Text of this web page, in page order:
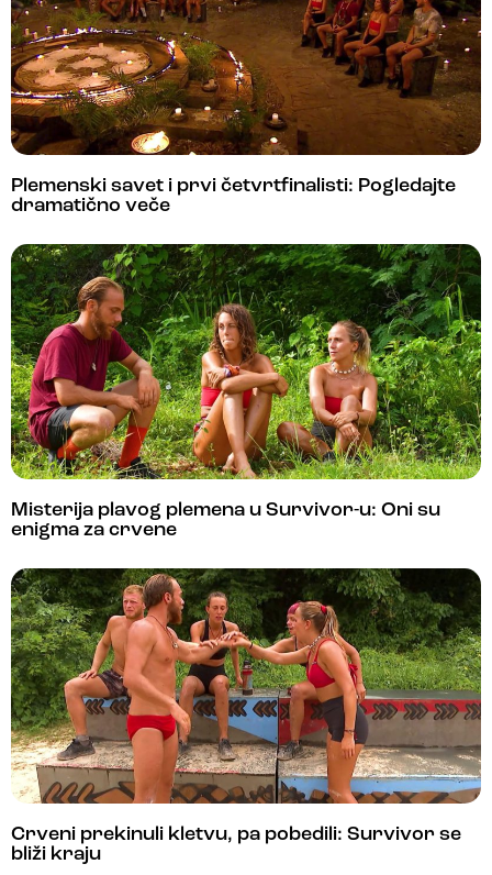
Plemenski savet i prvi četvrtfinalisti: Pogledajte
dramatično veče
Misterija plavog plemena u Survivor-u: Oni su
enigma za crvene
Crveni prekinuli kletvu, pa pobedili: Survivor se
bliži kraju